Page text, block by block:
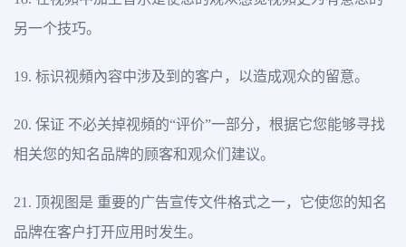
另一个技巧。
19. 标识视頻內容中涉及到的客户，以造成观众的留意。
20. 保证 不必关掉视頻的“评价”一部分，根据它您能够寻找
相关您的知名品牌的顾客和观众们建议。
21. 顶视图是 重要的广告宣传文件格式之一，它使您的知名
品牌在客户打开应用时发生。